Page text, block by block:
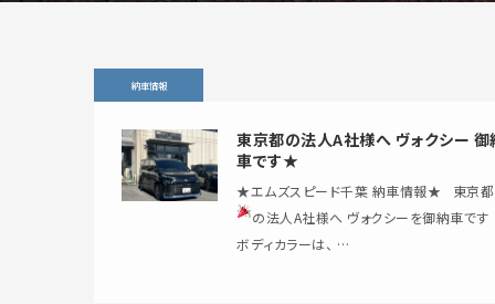
納車情報
東京都の法人A社様へ ヴォクシー 御
車です★
★エムズスピード千葉 納車情報★ 東京都
の法人A社様へ ヴォクシーを御納車です
ボディカラーは、 …